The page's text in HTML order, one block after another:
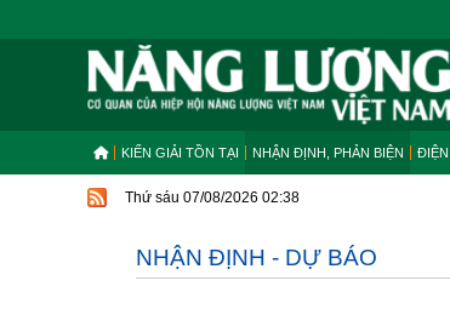
KIẾN GIẢI TỒN TẠI NHẬN ĐỊNH, PHẢN BIỆN
Thứ sáu 07/08/2026 02:38
NHẬN ĐỊNH - DỰ BÁO